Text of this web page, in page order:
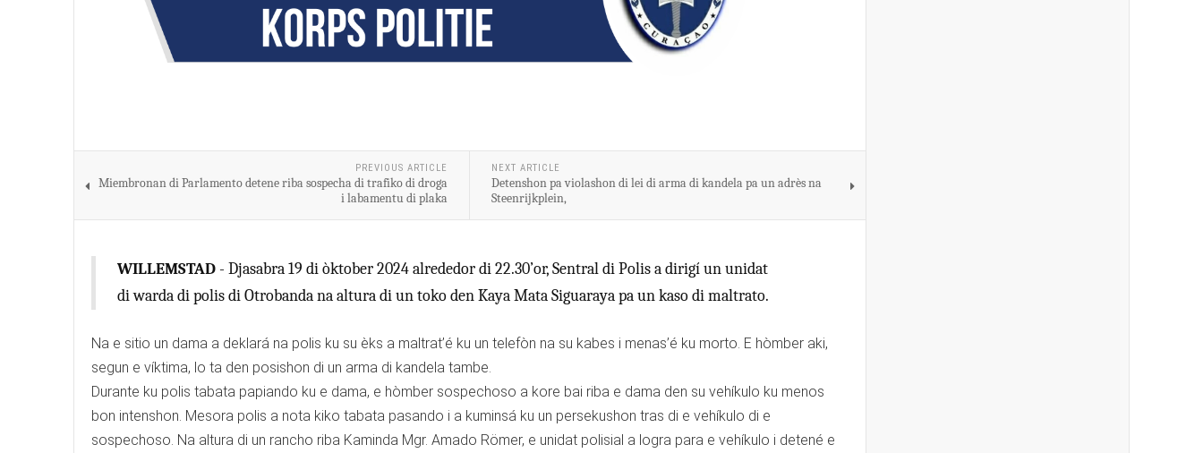
PREVIOUS ARTICLE
Miembronan di Parlamento detene riba sospecha di trafiko di droga
i labamentu di plaka
NEXT ARTICLE
Detenshon pa violashon di lei di arma di kandela pa un adrès na
Steenrijkplein,
WILLEMSTAD - Djasabra 19 di òktober 2024 alrededor di 22.30’or, Sentral di Polis a dirigí un unidat
di warda di polis di Otrobanda na altura di un toko den Kaya Mata Siguaraya pa un kaso di maltrato.
Na e sitio un dama a deklará na polis ku su èks a maltrat’é ku un telefòn na su kabes i menas’é ku morto. E hòmber aki,
segun e víktima, lo ta den posishon di un arma di kandela tambe.
Durante ku polis tabata papiando ku e dama, e hòmber sospechoso a kore bai riba e dama den su vehíkulo ku menos
bon intenshon. Mesora polis a nota kiko tabata pasando i a kuminsá ku un persekushon tras di e vehíkulo di e
sospechoso. Na altura di un rancho riba Kaminda Mgr. Amado Römer, e unidat polisial a logra para e vehíkulo i detené e